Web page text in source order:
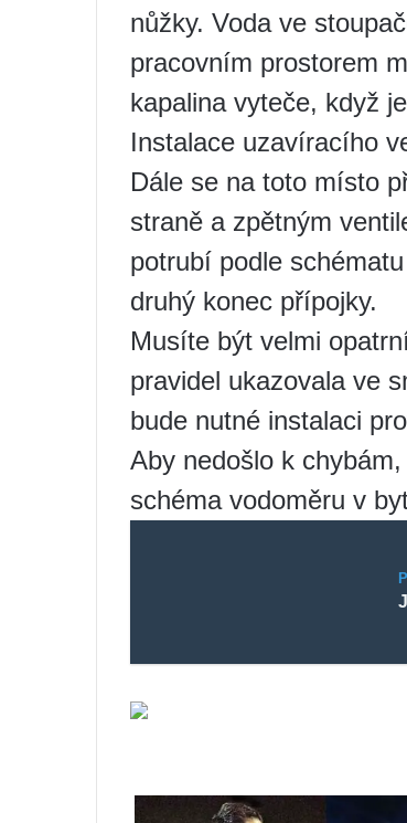
nůžky. Voda ve
pracovním prostorem
kapalina vyteče, když
Instalace uzavíracího
Dále se na toto místo
straně a zpětným
potrubí podle
druhý konec přípojky.
Musíte být velmi
pravidel ukazovala ve
bude nutné instalaci
Aby nedošlo k
schéma vodoměru v